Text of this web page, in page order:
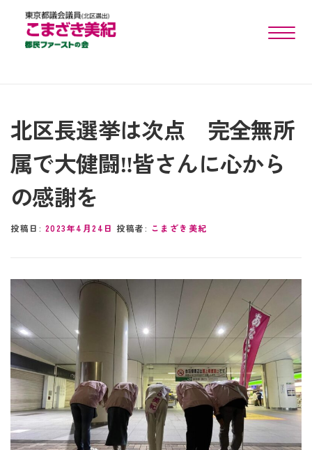
toggle
北区長選挙は次点 完全無所
属で大健闘‼︎皆さんに心から
の感謝を
投稿日: 2023年4月24日 投稿者: こまざき美紀